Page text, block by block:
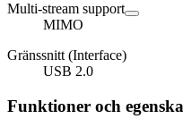
Multi-stream support
MIMO
Gränssnitt (Interface)
USB 2.0
Funktioner och